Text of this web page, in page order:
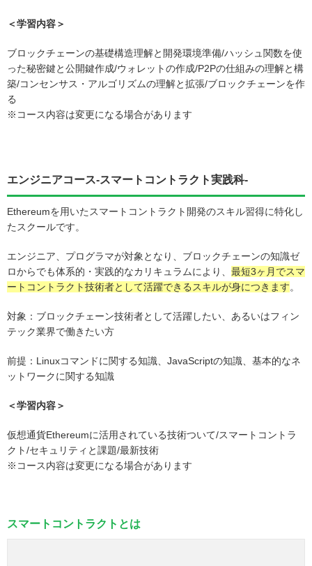
＜学習内容＞
ブロックチェーンの基礎構造理解と開発環境準備/ハッシュ関数を使
った秘密鍵と公開鍵作成/ウォレットの作成/P2Pの仕組みの理解と構
築/コンセンサス・アルゴリズムの理解と拡張/ブロックチェーンを作
る
※コース内容は変更になる場合があります
エンジニアコース-スマートコントラクト実践科-
Ethereumを用いたスマートコントラクト開発のスキル習得に特化し
たスクールです。
エンジニア、プログラマが対象となり、ブロックチェーンの知識ゼ
ロからでも体系的・実践的なカリキュラムにより、 最短3ヶ月でスマ
ートコントラクト技術者として活躍できるスキルが身につきます。
対象：ブロックチェーン技術者として活躍したい、あるいはフィン
テック業界で働きたい方
前提：Linuxコマンドに関する知識、JavaScriptの知識、基本的なネ
ットワークに関する知識
＜学習内容＞
仮想通貨Ethereumに活用されている技術ついて/スマートコントラ
クト/セキュリティと課題/最新技術
※コース内容は変更になる場合があります
スマートコントラクトとは